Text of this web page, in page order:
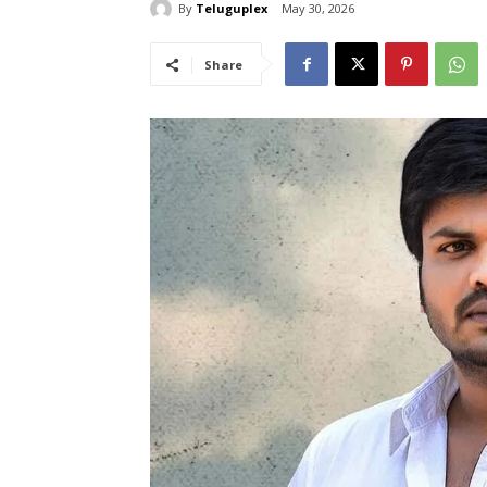
By Teluguplex May 30, 2026
Share